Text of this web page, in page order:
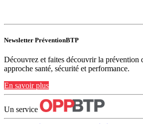
Newsletter PréventionBTP
Découvrez et faites découvrir la prévention
approche santé, sécurité et performance.
En savoir plus
Un service